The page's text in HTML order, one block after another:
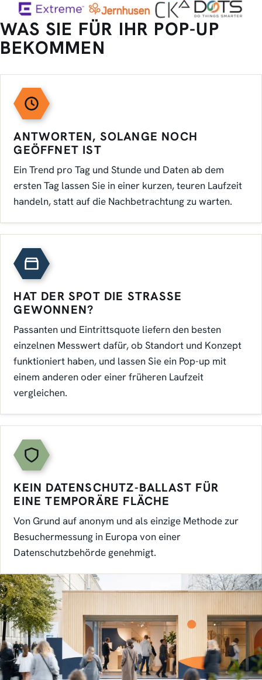
WAS SIE FÜR IHR POP-UP
BEKOMMEN
ANTWORTEN, SOLANGE NOCH
GEÖFFNET IST
Ein Trend pro Tag und Stunde und Daten ab dem
ersten Tag lassen Sie in einer kurzen, teuren Laufzeit
handeln, statt auf die Nachbetrachtung zu warten.
HAT DER SPOT DIE STRASSE G
EWONNEN?
Passanten und Eintrittsquote liefern den besten
einzelnen Messwert dafür, ob Standort und Konzept
funktioniert haben, und lassen Sie ein Pop-up mit
einem anderen oder einer früheren Laufzeit
vergleichen.
KEIN DATENSCHUTZ-BALLAST FÜR
EINE TEMPORÄRE FLÄCHE
Von Grund auf anonym und als einzige Methode zur
Besuchermessung in Europa von einer
Datenschutzbehörde genehmigt.